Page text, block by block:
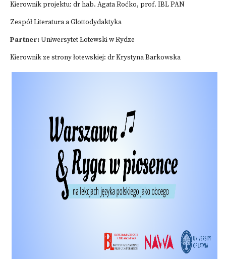
Kierownik projektu: dr hab. Agata Roćko, prof. IBL PAN
Zespół Literatura a Glottodydaktyka
Partner:Uniwersytet Łotewski w Rydze
Kierownik ze strony łotewskiej: dr Krystyna Barkowska